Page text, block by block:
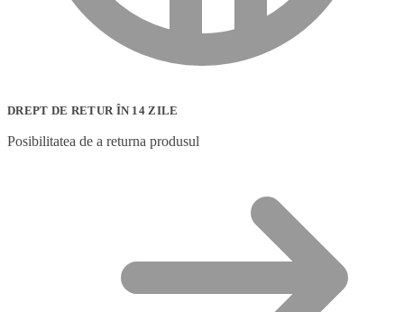
DREPT DE RETUR ÎN 14 ZILE
Posibilitatea de a returna produsul